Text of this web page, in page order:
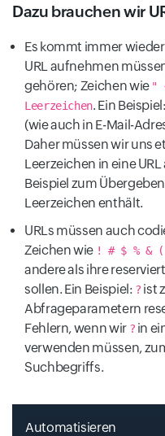
Dazu brauchen wir
Es kommt immer
URL aufnehmen
gehören; Zeichen wie "
Leerzeichen. Ein
(wie auch in E-Mail-
Daher müssen wir uns
Leerzeichen in eine
Beispiel zum
Leerzeichen enthält.
URLs müssen auch
Zeichen wie ! # $ %
andere als ihre
sollen. Ein Beispiel: ? ist
Abfrageparametern
Fehlern, wenn wir ? in
verwenden müssen,
Suchbegriffs.
Automatisieren